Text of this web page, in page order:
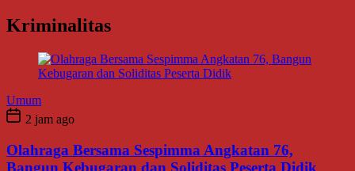
Kriminalitas
Umum
2 jam ago
Olahraga Bersama Sespimma Angkatan 76,
Bangun Kebugaran dan Soliditas Peserta Didik